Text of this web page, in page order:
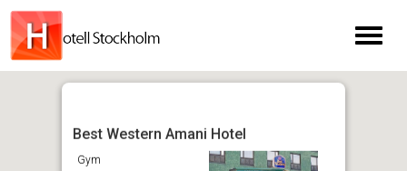
Toggle
Best Western Amani Hotel
Gym